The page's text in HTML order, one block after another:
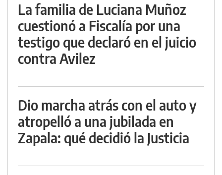
La familia de Luciana Muñoz
cuestionó a Fiscalía por una
testigo que declaró en el juicio
contra Avilez
Dio marcha atrás con el auto y
atropelló a una jubilada en
Zapala: qué decidió la Justicia